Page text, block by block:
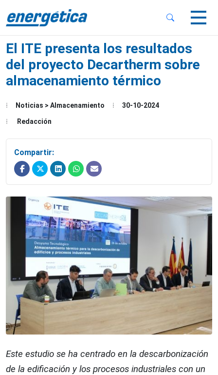
Menu
El ITE presenta los resultados
del proyecto Decartherm sobre
almacenamiento térmico
Noticias > Almacenamiento 30-10-2024
Redacción
Compartir:
Este estudio se ha centrado en la descarbonización
de la edificación y los procesos industriales con un